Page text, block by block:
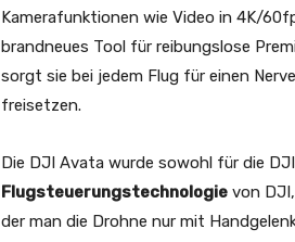
Kamerafunktionen wie Video in 4K/
brandneues Tool für reibungslose
sorgt sie bei jedem Flug für einen
freisetzen.
Die DJI Avata wurde sowohl für die
Flugsteuerungstechnologie von
der man die Drohne nur mit